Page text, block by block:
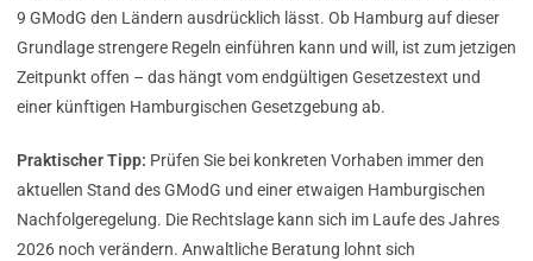
9 GModG den Ländern ausdrücklich lässt. Ob Hamburg auf dieser
Grundlage strengere Regeln einführen kann und will, ist zum jetzigen
Zeitpunkt offen – das hängt vom endgültigen Gesetzestext und
einer künftigen Hamburgischen Gesetzgebung ab.
Praktischer Tipp: Prüfen Sie bei konkreten Vorhaben immer den
aktuellen Stand des GModG und einer etwaigen Hamburgischen
Nachfolgeregelung. Die Rechtslage kann sich im Laufe des Jahres
2026 noch verändern. Anwaltliche Beratung lohnt sich